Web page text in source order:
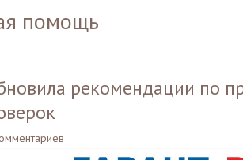
помощь
рекомендации по